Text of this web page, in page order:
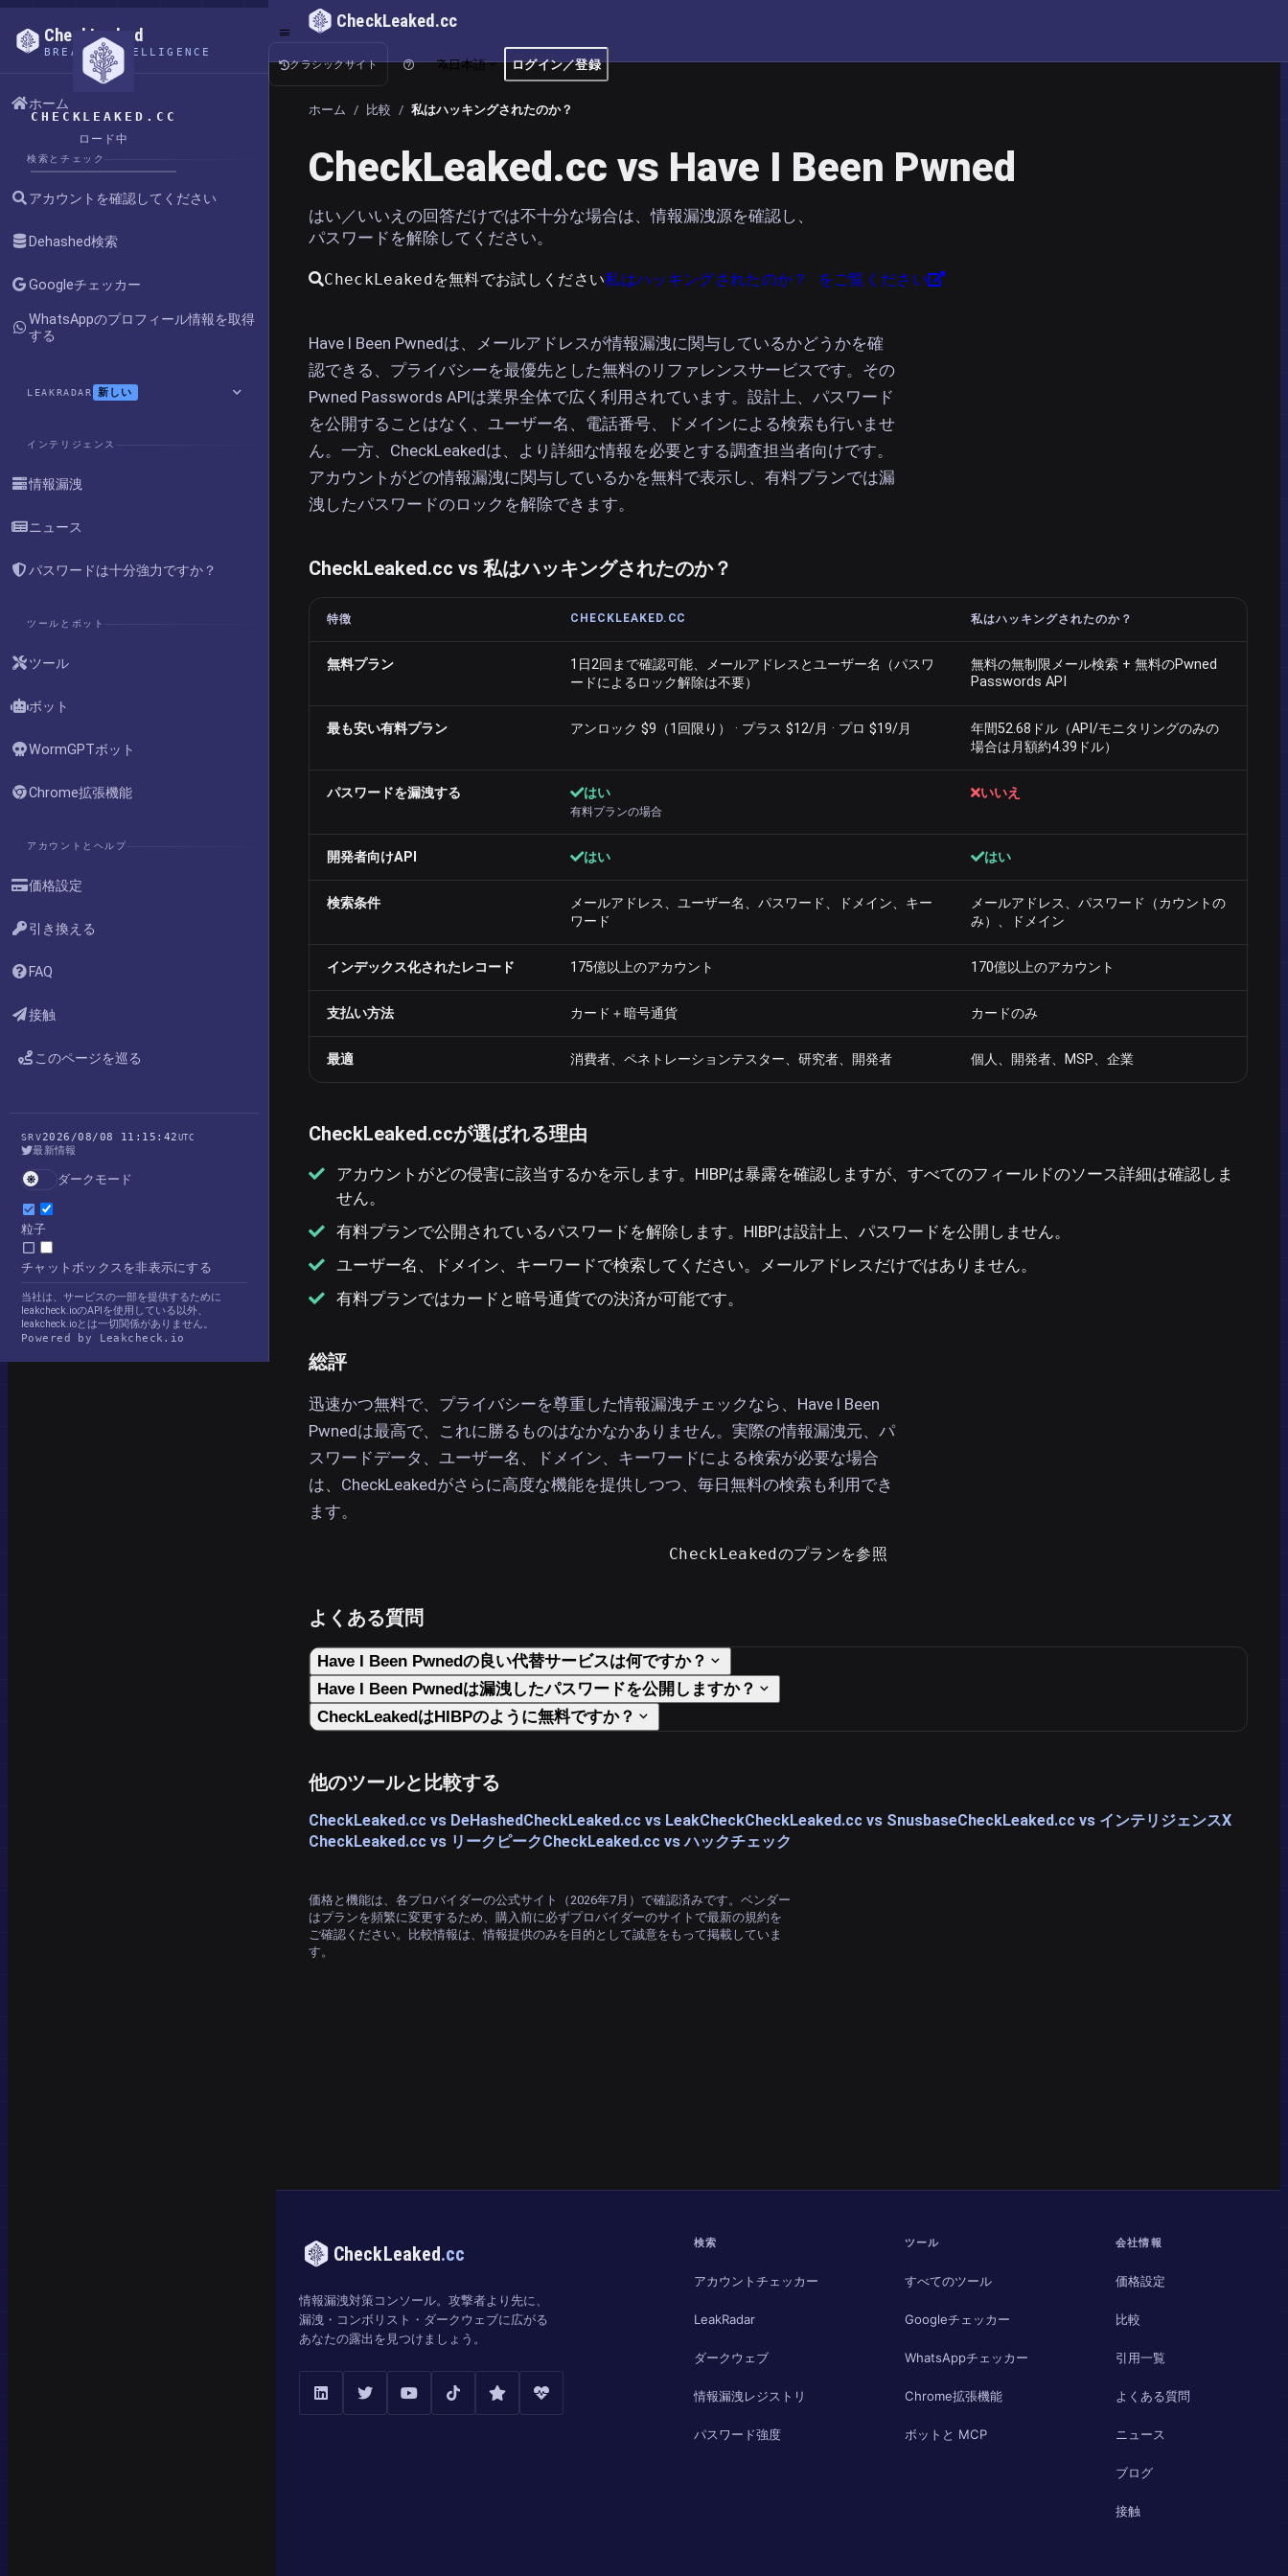
CHECKLEAKED.CC
ロード中
CheckLeaked
BREACH INTELLIGENCE
ホーム
検索とチェック
アカウントを確認してください
Dehashed検索
Googleチェッカー
WhatsAppのプロフィール情報を取得
する
LEAKRADAR 新しい
インテリジェンス
情報漏洩
ニュース
パスワードは十分強力ですか？
ツールとボット
ツール
ボット
WormGPTボット
Chrome拡張機能
アカウントとヘルプ
価格設定
引き換える
FAQ
接触
このページを巡る
SRV2026/08/08 11:15:42UTC
最新情報
ダークモード
粒子
チャットボックスを非表示にする
当社は、サービスの一部を提供するために
leakcheck.ioのAPIを使用している以外、
leakcheck.ioとは一切関係がありません。
Powered by Leakcheck.io
CheckLeaked.cc
クラシックサイト 日本語 ログイン／登録
ホーム / 比較 / 私はハッキングされたのか？
CheckLeaked.cc vs Have I Been Pwned
はい／いいえの回答だけでは不十分な場合は、情報漏洩源を確認し、
パスワードを解除してください。
CheckLeakedを無料でお試しください私はハッキングされたのか？ をご覧ください
Have I Been Pwnedは、メールアドレスが情報漏洩に関与しているかどうかを確
認できる、プライバシーを最優先とした無料のリファレンスサービスです。その
Pwned Passwords APIは業界全体で広く利用されています。設計上、パスワード
を公開することはなく、ユーザー名、電話番号、ドメインによる検索も行いませ
ん。一方、CheckLeakedは、より詳細な情報を必要とする調査担当者向けです。
アカウントがどの情報漏洩に関与しているかを無料で表示し、有料プランでは漏
洩したパスワードのロックを解除できます。
CheckLeaked.cc vs 私はハッキングされたのか？
特徴 CHECKLEAKED.CC 私はハッキングされたのか？
無料プラン
1日2回まで確認可能、メールアドレスとユーザー名（パスワ
ードによるロック解除は不要）
無料の無制限メール検索 + 無料のPwned
Passwords API
最も安い有料プラン アンロック $9（1回限り） · プラス $12/月 · プロ $19/月
年間52.68ドル（API/モニタリングのみの
場合は月額約4.39ドル）
パスワードを漏洩する はい
有料プランの場合
いいえ
開発者向けAPI はい はい
検索条件
メールアドレス、ユーザー名、パスワード、ドメイン、キー
ワード
メールアドレス、パスワード（カウントの
み）、ドメイン
インデックス化されたレコード 175億以上のアカウント 170億以上のアカウント
支払い方法 カード＋暗号通貨 カードのみ
最適 消費者、ペネトレーションテスター、研究者、開発者 個人、開発者、MSP、企業
CheckLeaked.ccが選ばれる理由
アカウントがどの侵害に該当するかを示します。HIBPは暴露を確認しますが、すべてのフィールドのソース詳細は確認しま
せん。
有料プランで公開されているパスワードを解除します。HIBPは設計上、パスワードを公開しません。
ユーザー名、ドメイン、キーワードで検索してください。メールアドレスだけではありません。
有料プランではカードと暗号通貨での決済が可能です。
総評
迅速かつ無料で、プライバシーを尊重した情報漏洩チェックなら、Have I Been
Pwnedは最高で、これに勝るものはなかなかありません。実際の情報漏洩元、パ
スワードデータ、ユーザー名、ドメイン、キーワードによる検索が必要な場合
は、CheckLeakedがさらに高度な機能を提供しつつ、毎日無料の検索も利用でき
ます。
CheckLeakedのプランを参照
よくある質問
Have I Been Pwnedの良い代替サービスは何ですか？
Have I Been Pwnedは漏洩したパスワードを公開しますか？
CheckLeakedはHIBPのように無料ですか？
他のツールと比較する
CheckLeaked.cc vs DeHashedCheckLeaked.cc vs LeakCheckCheckLeaked.cc vs SnusbaseCheckLeaked.cc vs インテリジェンスX
CheckLeaked.cc vs リークピークCheckLeaked.cc vs ハックチェック
価格と機能は、各プロバイダーの公式サイト（2026年7月）で確認済みです。ベンダー
はプランを頻繁に変更するため、購入前に必ずプロバイダーのサイトで最新の規約を
ご確認ください。比較情報は、情報提供のみを目的として誠意をもって掲載していま
す。
CheckLeaked.cc
情報漏洩対策コンソール。攻撃者より先に、
漏洩・コンボリスト・ダークウェブに広がる
あなたの露出を見つけましょう。
検索
アカウントチェッカー
LeakRadar
ダークウェブ
情報漏洩レジストリ
パスワード強度
ツール
すべてのツール
Googleチェッカー
WhatsAppチェッカー
Chrome拡張機能
ボットと MCP
会社情報
価格設定
比較
引用一覧
よくある質問
ニュース
ブログ
接触